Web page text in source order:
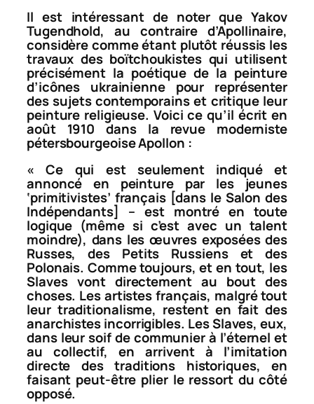
Il est intéressant de noter que Yakov
Tugendhold, au contraire d’Apollinaire,
considère comme étant plutôt réussis les
travaux des boïtchoukistes qui utilisent
précisément la poétique de la peinture
d’icônes ukrainienne pour représenter
des sujets contemporains et critique leur
peinture religieuse. Voici ce qu’il écrit en
août 1910 dans la revue moderniste
pétersbourgeoiseApollon :
«Ce qui est seulement indiqué et
annoncé en peinture par les jeunes
‘primitivistes’ français [dans le Salon des
Indépendants] – est montré en toute
logique (même si c’est avec un talent
moindre), dans les œuvres exposées des
Russes, des Petits Russiens et des
Polonais. Comme toujours, et en tout, les
Slaves vont directement au bout des
choses. Les artistes français, malgré tout
leur traditionalisme, restent en fait des
anarchistes incorrigibles. Les Slaves, eux,
dans leur soif de communier à l’éternel et
au collectif, en arrivent à l’imitation
directe des traditions historiques, en
faisant peut-être plier le ressort du côté
opposé.